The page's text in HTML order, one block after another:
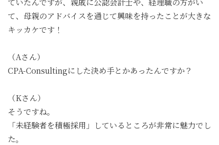
て、母親のアドバイスを通じて興味を持ったことが大きな
キッカケです！
（Aさん）
CPA-Consultingにした決め手とかあったんですか？
（Kさん）
そうですね。
「未経験者を積極採用」
しているところが非常に魅力でし
た。